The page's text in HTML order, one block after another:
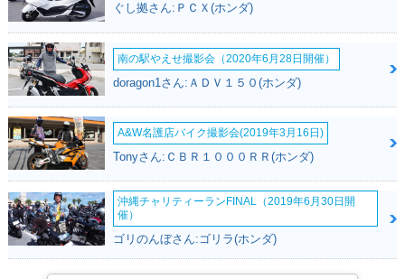
ぐし拠さん:ＰＣＸ(ホンダ)
南の駅やえせ撮影会（2020年6月28日開催）
doragon1さん:ＡＤＶ１５０(ホンダ)
A&W名護店バイク撮影会(2019年3月16日)
Tonyさん:ＣＢＲ１０００ＲＲ(ホンダ)
沖縄チャリティーランFINAL（2019年6月30日開
催）
ゴリのんぼさん:ゴリラ(ホンダ)